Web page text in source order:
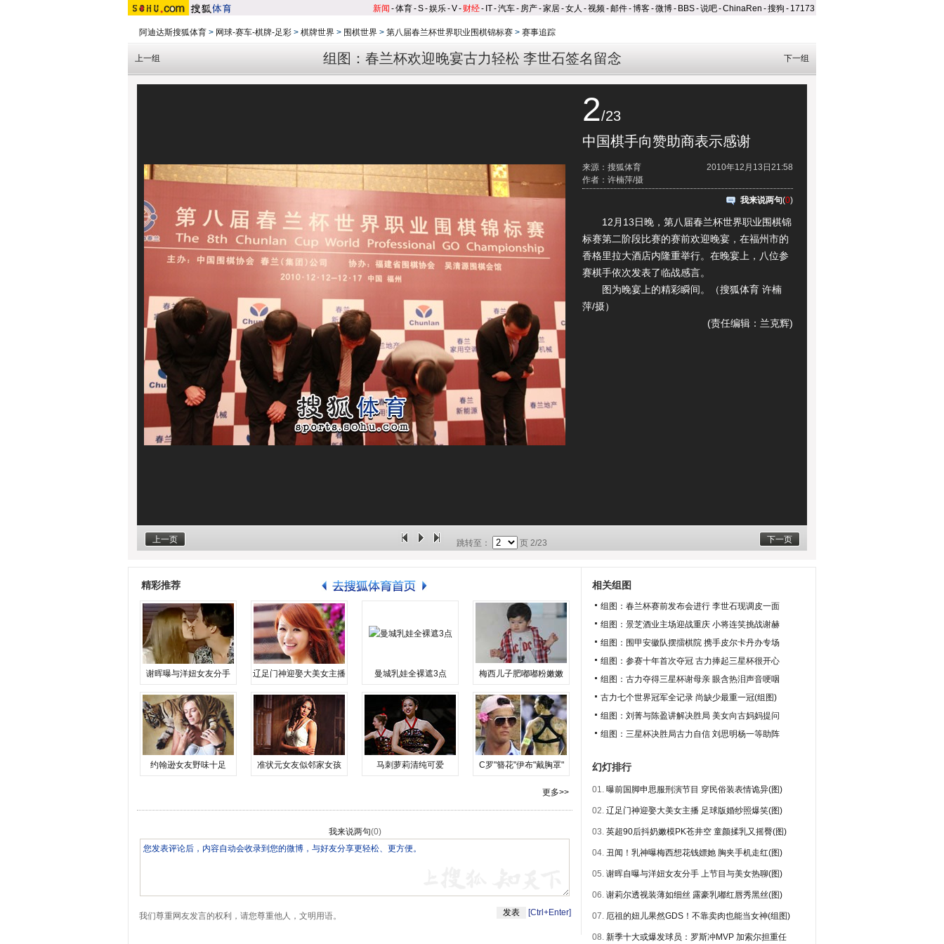
新闻 -体育-S-娱乐-V- 财经- IT-汽车- 房产-家居-女人 -视频-邮件-博客-微博- BBS-说吧-ChinaRen -搜狗 - 17173
阿迪达斯搜狐体育 > 网球-赛车-棋牌-足彩 > 棋牌世界 > 围棋世界 > 第八届春兰杯世界职业围棋锦标赛 > 赛事追踪
组图：春兰杯欢迎晚宴古力轻松 李世石签名留念
上一组 下一组
2/23
中国棋手向赞助商表示感谢
2010年12月13日21:58
来源：搜狐体育
作者：许楠萍/摄
我来说两句(0)
12月13日晚，第八届春兰杯世界职业围棋锦
标赛第二阶段比赛的赛前欢迎晚宴，在福州市的
香格里拉大酒店内隆重举行。在晚宴上，八位参
赛棋手依次发表了临战感言。
图为晚宴上的精彩瞬间。（搜狐体育 许楠
萍/摄）
(责任编辑：兰克辉)
上一页 下一页
跳转至： 页 2/23
精彩推荐
谢晖曝与洋妞女友分手 辽足门神迎娶大美女主播 曼城乳娃全裸遮3点 梅西儿子肥嘟嘟粉嫩嫩
约翰逊女友野味十足 准状元女友似邻家女孩 马刺萝莉清纯可爱 C罗"簪花"伊布"戴胸罩"
更多>>
我来说两句(0)
我们尊重网友发言的权利，请您尊重他人，文明用语。 [Ctrl+Enter]
相关组图
组图：春兰杯赛前发布会进行 李世石现调皮一面
组图：景芝酒业主场迎战重庆 小将连笑挑战谢赫
组图：围甲安徽队摆擂棋院 携手皮尔卡丹办专场
组图：参赛十年首次夺冠 古力捧起三星杯很开心
组图：古力夺得三星杯谢母亲 眼含热泪声音哽咽
古力七个世界冠军全记录 尚缺少最重一冠(组图)
组图：刘菁与陈盈讲解决胜局 美女向古妈妈提问
组图：三星杯决胜局古力自信 刘思明杨一等助阵
幻灯排行
01. 曝前国脚申思服刑演节目 穿民俗装表情诡异(图)
02. 辽足门神迎娶大美女主播 足球版婚纱照爆笑(图)
03. 英超90后抖奶嫩模PK苍井空 童颜揉乳又摇臀(图)
04. 丑闻！乳神曝梅西想花钱嫖她 胸夹手机走红(图)
05. 谢晖自曝与洋妞女友分手 上节目与美女热聊(图)
06. 谢莉尔透视装薄如细丝 露豪乳嘟红唇秀黑丝(图)
07. 厄祖的妞儿果然GDS！不靠卖肉也能当女神(组图)
08. 新季十大或爆发球员：罗斯冲MVP 加索尔担重任